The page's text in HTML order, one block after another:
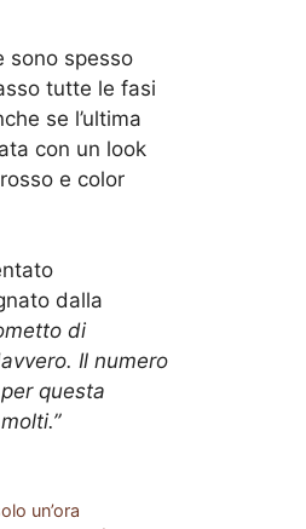
sono spesso
tutte le fasi
se l’ultima
con un look
rosso e color
dalla
di
Il numero
questa
un’ora